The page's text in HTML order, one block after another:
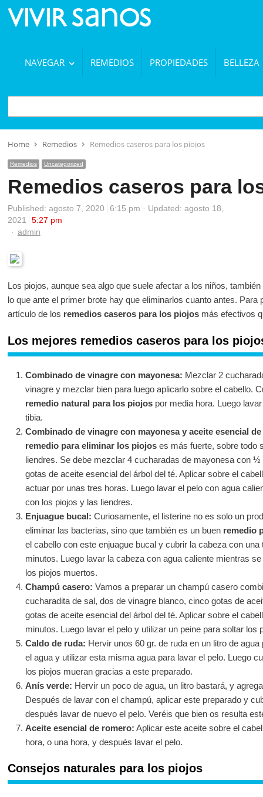
NAVEGAR REMEDIOS PROPIEDADES BELLEZA
BUSCAR
Home Remedios Remedios caseros para los piojos
Remedios Uncategorized
Remedios caseros para
Published: agosto 7, 2020 6:15 pm
Updated: agosto 18,
2021
5:27 pm
Author
admin
Los piojos, aunque sea algo que suele afectar a los niños,
lo que ante el primer brote hay que eliminarlos cuanto antes.
artículo de los remedios caseros para los piojosmás efectivos
Los mejores remedios caseros para los
Combinado de vinagre con mayonesa: Mezclar 2
vinagre y mezclar bien para luego aplicarlo sobre el cabello.
remedio natural para los piojospor media hora. Luego
tibia.
Combinado de vinagre con mayonesa y aceite esencial
remedio para eliminar los piojoses más fuerte, sobre todo
liendres. Se debe mezclar 4 cucharadas de mayonesa con
gotas de aceite esencial del árbol del té. Aplicar sobre el
actuar por unas tres horas. Luego lavar el pelo con agua
con los piojos y las liendres.
Enjuague bucal: Curiosamente, el listerine no es solo un
eliminar las bacterias, sino que también es un buen remedio
el cabello con este enjuague bucal y cubrir la cabeza con una
minutos. Luego lavar la cabeza con agua caliente mientras
los piojos muertos.
Champú casero: Vamos a preparar un champú casero
cucharadita de sal, dos de vinagre blanco, cinco gotas de
gotas de aceite esencial del árbol del té. Aplicar sobre el
minutos. Luego lavar el pelo y utilizar un peine para soltar los
Caldo de ruda: Hervir unos 60 gr. de ruda en un litro de
el agua y utilizar esta misma agua para lavar el pelo. Luego
los piojos mueran gracias a este preparado.
Anís verde: Hervir un poco de agua, un litro bastará, y
Después de lavar con el champú, aplicar este preparado y
después lavar de nuevo el pelo. Veréis que bien os resulta
Aceite esencial de romero: Aplicar este aceite sobre el
hora, o una hora, y después lavar el pelo.
Consejos naturales para los piojos